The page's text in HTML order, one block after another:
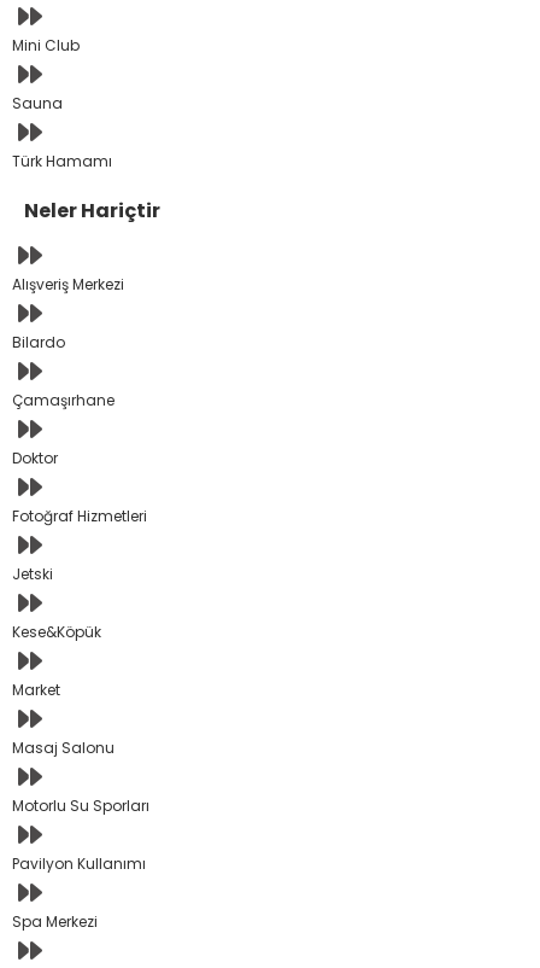
Mini Club
Sauna
Türk Hamamı
Neler Hariçtir
Alışveriş Merkezi
Bilardo
Çamaşırhane
Doktor
Fotoğraf Hizmetleri
Jetski
Kese&Köpük
Market
Masaj Salonu
Motorlu Su Sporları
Pavilyon Kullanımı
Spa Merkezi